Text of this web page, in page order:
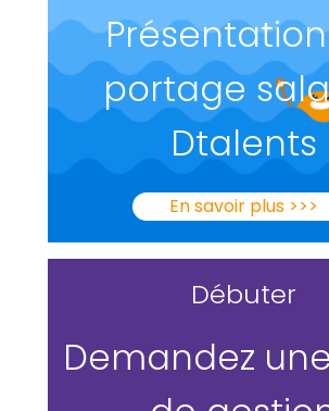
portage
Dtalents
En savoir plus >>>
Débuter
Demandez